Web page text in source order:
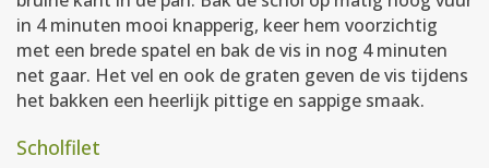
in 4 minuten mooi knapperig, keer hem voorzichtig
met een brede spatel en bak de vis in nog 4 minuten
net gaar. Het vel en ook de graten geven de vis tijdens
het bakken een heerlijk pittige en sappige smaak.
Scholfilet